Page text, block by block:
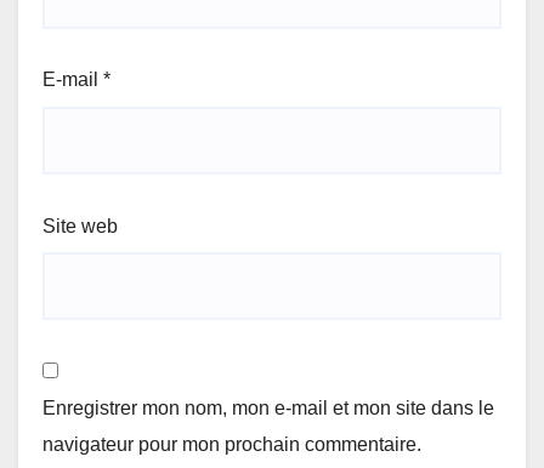
E-mail *
Site web
Enregistrer mon nom, mon e-mail et mon site dans le
navigateur pour mon prochain commentaire.